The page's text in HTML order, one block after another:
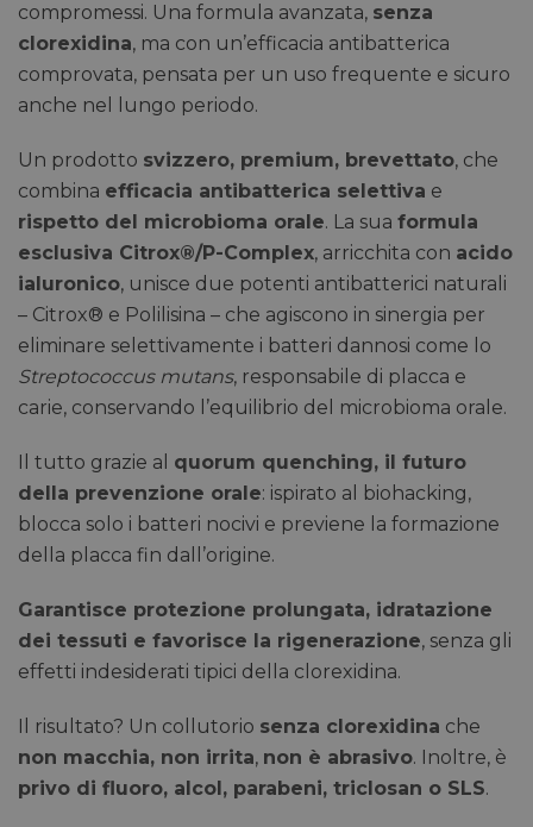
compromessi. Una formula avanzata, senza
clorexidina, ma con un’efficacia antibatterica
comprovata, pensata per un uso frequente e sicuro
anche nel lungo periodo.
Un prodotto svizzero, premium, brevettato, che
combina efficacia antibatterica selettiva e
rispetto del microbioma orale. La sua formula
esclusiva Citrox®/P-Complex, arricchita con acido
ialuronico, unisce due potenti antibatterici naturali
– Citrox® e Polilisina – che agiscono in sinergia per
eliminare selettivamente i batteri dannosi come lo
Streptococcus mutans, responsabile di placca e
carie, conservando l’equilibrio del microbioma orale.
Il tutto grazie al quorum quenching, il futuro
della prevenzione orale: ispirato al biohacking,
blocca solo i batteri nocivi e previene la formazione
della placca fin dall’origine.
Garantisce protezione prolungata, idratazione
dei tessuti e favorisce la rigenerazione, senza gli
effetti indesiderati tipici della clorexidina.
Il risultato? Un collutorio senza clorexidina che
non macchia, non irrita, non è abrasivo. Inoltre, è
privo di fluoro, alcol, parabeni, triclosan o SLS.